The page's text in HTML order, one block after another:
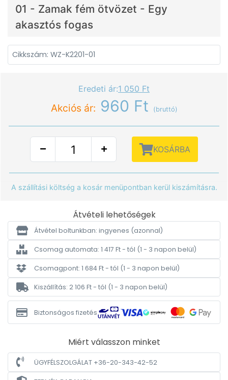
01 - Zamak fém ötvözet - Egy
akasztós fogas
Cikkszám: WZ-K2201-01
Eredeti ár:1 050 Ft
Akciós ár: 960 Ft (bruttó)
KOSÁRBA
A szállítási költség a kosár menüpontban kerül kiszámításra.
Átvételi lehetőségek
Átvétel boltunkban: ingyenes (azonnal)
Csomag automata: 1 417 Ft - tól (1 - 3 napon belül)
Csomagpont: 1 684 Ft - tól (1 - 3 napon belül)
Kiszállítás: 2 106 Ft - tól (1 - 3 napon belül)
Biztonságos fizetés
Miért válasszon minket
ÜGYFÉLSZOLGÁLAT +36-20-343-42-52